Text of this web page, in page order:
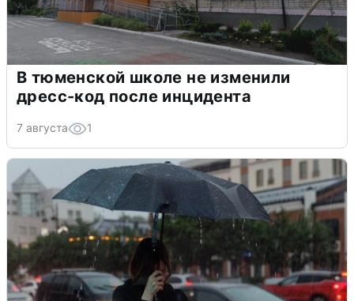
В тюменской школе не изменили
дресс-код после инцидента
7 августа 1